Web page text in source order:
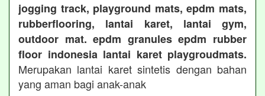
jogging track, playground mats, epdm mats,
rubberflooring, lantai karet, lantai gym,
outdoor mat. epdm granules epdm rubber
floor indonesia lantai karet playgroudmats.
Merupakan lantai karet sintetis dengan bahan
yang aman bagi anak-anak